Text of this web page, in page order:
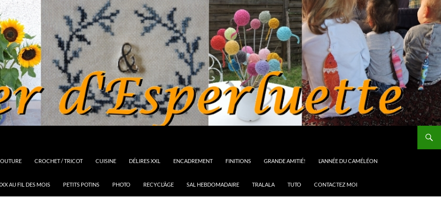
CROCHET / TRICOT CUISINE DÉLIRES XXL ENCADREMENT FINITIONS GRANDE AMITIÉ! L’ANNÉE DU CAMÉLÉON
AU FIL DES MOIS PETITS POTINS PHOTO RECYCL’ÂGE SAL HEBDOMADAIRE TRALALA TUTO CONTACTEZ MOI